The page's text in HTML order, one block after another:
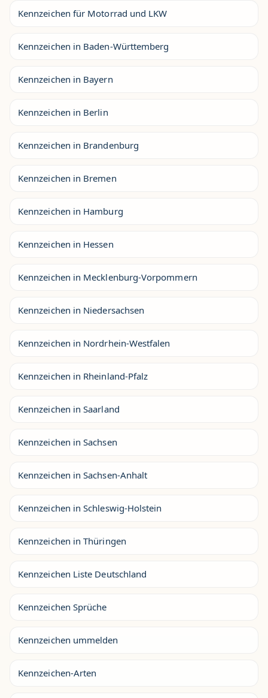
Kennzeichen für Motorrad und LKW
Kennzeichen in Baden-Württemberg
Kennzeichen in Bayern
Kennzeichen in Berlin
Kennzeichen in Brandenburg
Kennzeichen in Bremen
Kennzeichen in Hamburg
Kennzeichen in Hessen
Kennzeichen in Mecklenburg-Vorpommern
Kennzeichen in Niedersachsen
Kennzeichen in Nordrhein-Westfalen
Kennzeichen in Rheinland-Pfalz
Kennzeichen in Saarland
Kennzeichen in Sachsen
Kennzeichen in Sachsen-Anhalt
Kennzeichen in Schleswig-Holstein
Kennzeichen in Thüringen
Kennzeichen Liste Deutschland
Kennzeichen Sprüche
Kennzeichen ummelden
Kennzeichen-Arten